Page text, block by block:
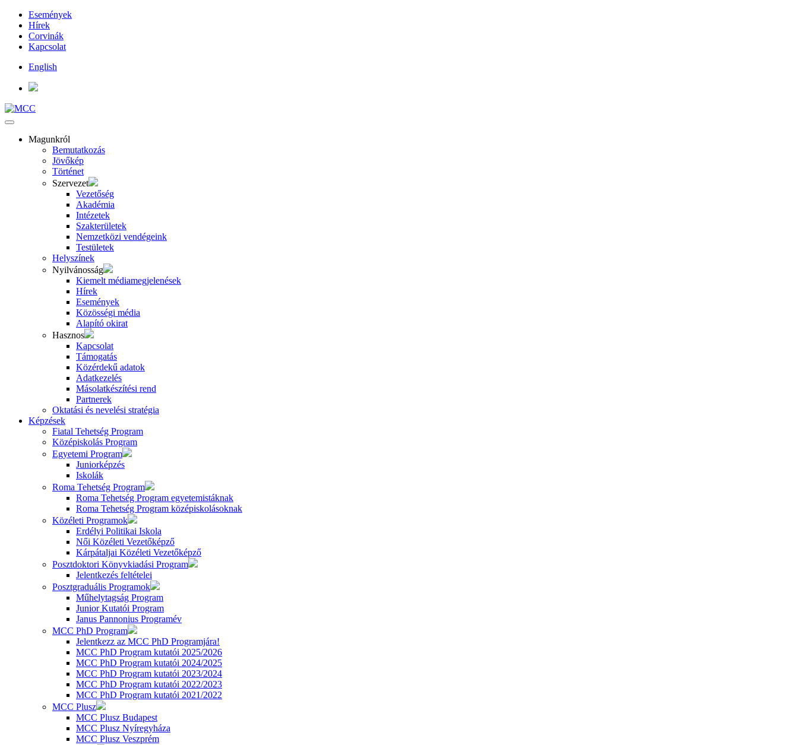
Események
Hírek
Corvinák
Kapcsolat
English
Magunkról
Bemutatkozás
Jövőkép
Történet
Szervezet
Vezetőség
Akadémia
Intézetek
Szakterületek
Nemzetközi vendégeink
Testületek
Helyszínek
Nyilvánosság
Kiemelt médiamegjelenések
Hírek
Események
Közösségi média
Alapító okirat
Hasznos
Kapcsolat
Támogatás
Közérdekű adatok
Adatkezelés
Másolatkészítési rend
Partnerek
Oktatási és nevelési stratégia
Képzések
Fiatal Tehetség Program
Középiskolás Program
Egyetemi Program
Juniorképzés
Iskolák
Roma Tehetség Program
Roma Tehetség Program egyetemistáknak
Roma Tehetség Program középiskolásoknak
Közéleti Programok
Erdélyi Politikai Iskola
Női Közéleti Vezetőképző
Kárpátaljai Közéleti Vezetőképző
Posztdoktori Könyvkiadási Program
Jelentkezés feltételei
Posztgraduális Programok
Műhelytagság Program
Junior Kutatói Program
Janus Pannonius Programév
MCC PhD Program
Jelentkezz az MCC PhD Programjára!
MCC PhD Program kutatói 2025/2026
MCC PhD Program kutatói 2024/2025
MCC PhD Program kutatói 2023/2024
MCC PhD Program kutatói 2022/2023
MCC PhD Program kutatói 2021/2022
MCC Plusz
MCC Plusz Budapest
MCC Plusz Nyíregyháza
MCC Plusz Veszprém